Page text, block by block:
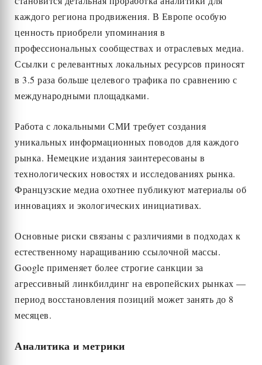
каждого региона продвижения. В Европе особую
ценность приобрели упоминания в
профессиональных сообществах и отраслевых медиа.
Ссылки с релевантных локальных ресурсов приносят
в 3.5 раза больше целевого трафика по сравнению с
международными площадками.
Работа с локальными СМИ требует создания
уникальных информационных поводов для каждого
рынка. Немецкие издания заинтересованы в
технологических новостях и исследованиях рынка.
Французские медиа охотнее публикуют материалы об
инновациях и экологических инициативах.
Основные риски связаны с различиями в подходах к
естественному наращиванию ссылочной массы.
Google применяет более строгие санкции за
агрессивный линкбилдинг на европейских рынках —
период восстановления позиций может занять до 8
месяцев.
Аналитика и метрики